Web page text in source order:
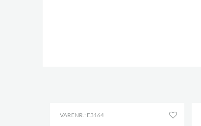
VARENR.: E3164